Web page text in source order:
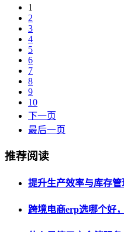
1
2
3
4
5
6
7
8
9
10
下一页
最后一页
推荐阅读
提升生产效率与库存
跨境电商erp选哪个好